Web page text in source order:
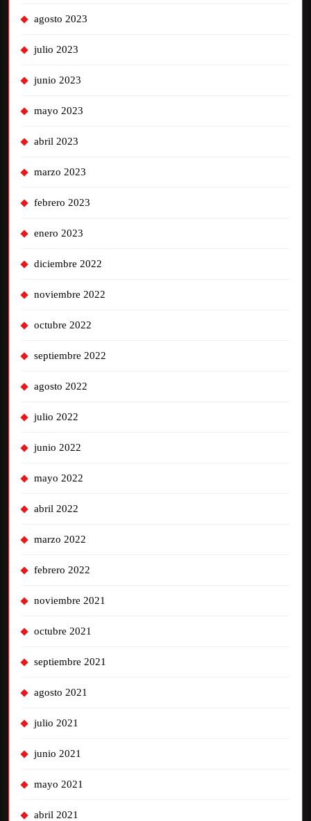
agosto 2023
julio 2023
junio 2023
mayo 2023
abril 2023
marzo 2023
febrero 2023
enero 2023
diciembre 2022
noviembre 2022
octubre 2022
septiembre 2022
agosto 2022
julio 2022
junio 2022
mayo 2022
abril 2022
marzo 2022
febrero 2022
noviembre 2021
octubre 2021
septiembre 2021
agosto 2021
julio 2021
junio 2021
mayo 2021
abril 2021